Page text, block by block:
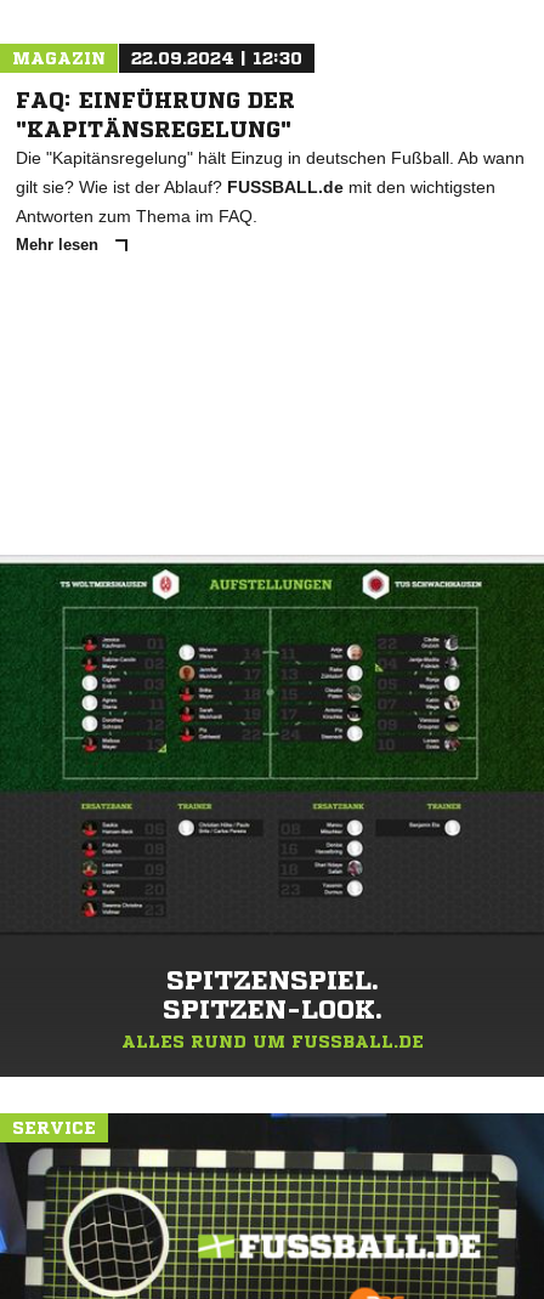
MAGAZIN 22.09.2024 | 12:30
FAQ: EINFÜHRUNG DER
"KAPITÄNSREGELUNG"
Die "Kapitänsregelung" hält Einzug in deutschen Fußball. Ab wann
gilt sie? Wie ist der Ablauf? FUSSBALL.de mit den wichtigsten
Antworten zum Thema im FAQ.
Mehr lesen
SPITZENSPIEL.
SPITZEN-LOOK.
ALLES RUND UM FUSSBALL.DE
SERVICE